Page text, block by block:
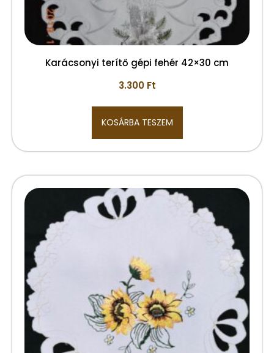
Karácsonyi terítő gépi fehér 42×30 cm
3.300 Ft
KOSÁRBA TESZEM